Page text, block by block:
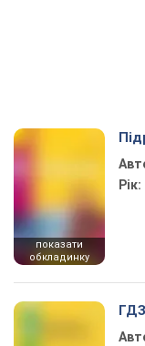
показати
обкладинку
Рік: